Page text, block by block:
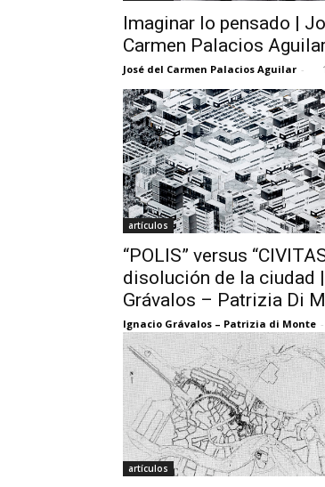
Imaginar lo pensado |
Carmen Palacios
José del Carmen Palacios Aguilar -
artículos
“POLIS” versus
disolución de la ciudad
Grávalos – Patrizia Di
Ignacio Grávalos – Patrizia di Monte -
artículos